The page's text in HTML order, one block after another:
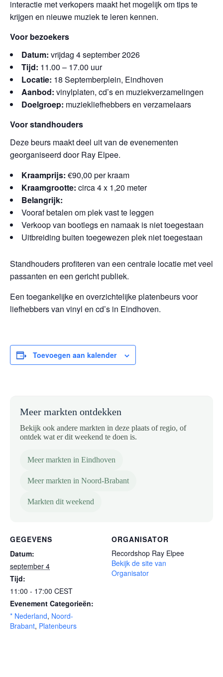
interactie met verkopers maakt het mogelijk om tips te
krijgen en nieuwe muziek te leren kennen.
Voor bezoekers
Datum: vrijdag 4 september 2026
Tijd: 11.00 – 17.00 uur
Locatie: 18 Septemberplein, Eindhoven
Aanbod: vinylplaten, cd’s en muziekverzamelingen
Doelgroep: muziekliefhebbers en verzamelaars
Voor standhouders
Deze beurs maakt deel uit van de evenementen
georganiseerd door Ray Elpee.
Kraamprijs: €90,00 per kraam
Kraamgrootte: circa 4 x 1,20 meter
Belangrijk:
Vooraf betalen om plek vast te leggen
Verkoop van bootlegs en namaak is niet toegestaan
Uitbreiding buiten toegewezen plek niet toegestaan
Standhouders profiteren van een centrale locatie met veel
passanten en een gericht publiek.
Een toegankelijke en overzichtelijke platenbeurs voor
liefhebbers van vinyl en cd’s in Eindhoven.
Toevoegen aan kalender
Meer markten ontdekken
Bekijk ook andere markten in deze plaats of regio, of
ontdek wat er dit weekend te doen is.
Meer markten in Eindhoven
Meer markten in Noord-Brabant
Markten dit weekend
GEGEVENS
Datum:
september 4
Tijd:
11:00 - 17:00 CEST
Evenement Categorieën:
* Nederland, Noord-
Brabant, Platenbeurs
ORGANISATOR
Recordshop Ray Elpee
Bekijk de site van
Organisator